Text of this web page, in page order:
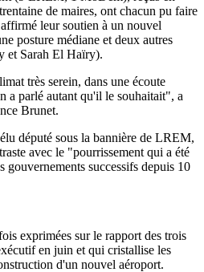
de maires, ont chacun pu faire
leur soutien à un nouvel
posture médiane et deux autres
et Sarah El Haïry).
très serein, dans une écoute
a parlé autant qu'il le souhaitait", a
Brunet.
député sous la bannière de LREM,
avec le "pourrissement qui a été
gouvernements successifs depuis 10
exprimées sur le rapport des trois
en juin et qui cristallise les
d'un nouvel aéroport.